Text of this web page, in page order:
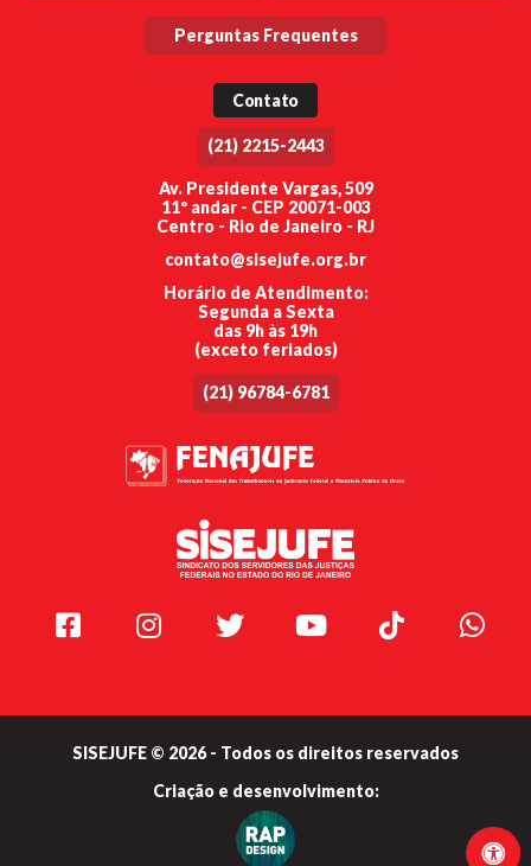
Perguntas Frequentes
Contato
(21) 2215-2443
Av. Presidente Vargas, 509
11º andar - CEP 20071-003
Centro - Rio de Janeiro - RJ
contato@sisejufe.org.br
Horário de Atendimento:
Segunda a Sexta
das 9h às 19h
(exceto feriados)
(21) 96784-6781
Facebook Instagram Twitter Youtube TikTok
SISEJUFE © 2026 - Todos os direitos reservados
Criação e desenvolvimento: